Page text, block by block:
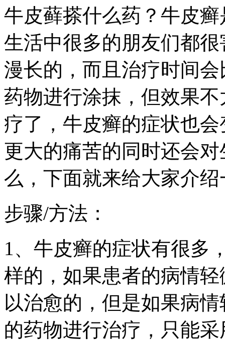
牛皮藓搽什么药？牛皮
生活中很多的朋友们都
漫长的，而且治疗时间
药物进行涂抹，但效果
疗了，牛皮癣的症状也
更大的痛苦的同时还会
么，下面就来给大家介绍
步骤/方法：
1、牛皮癣的症状有很多
样的，如果患者的病情
以治愈的，但是如果病
的药物进行治疗，只能